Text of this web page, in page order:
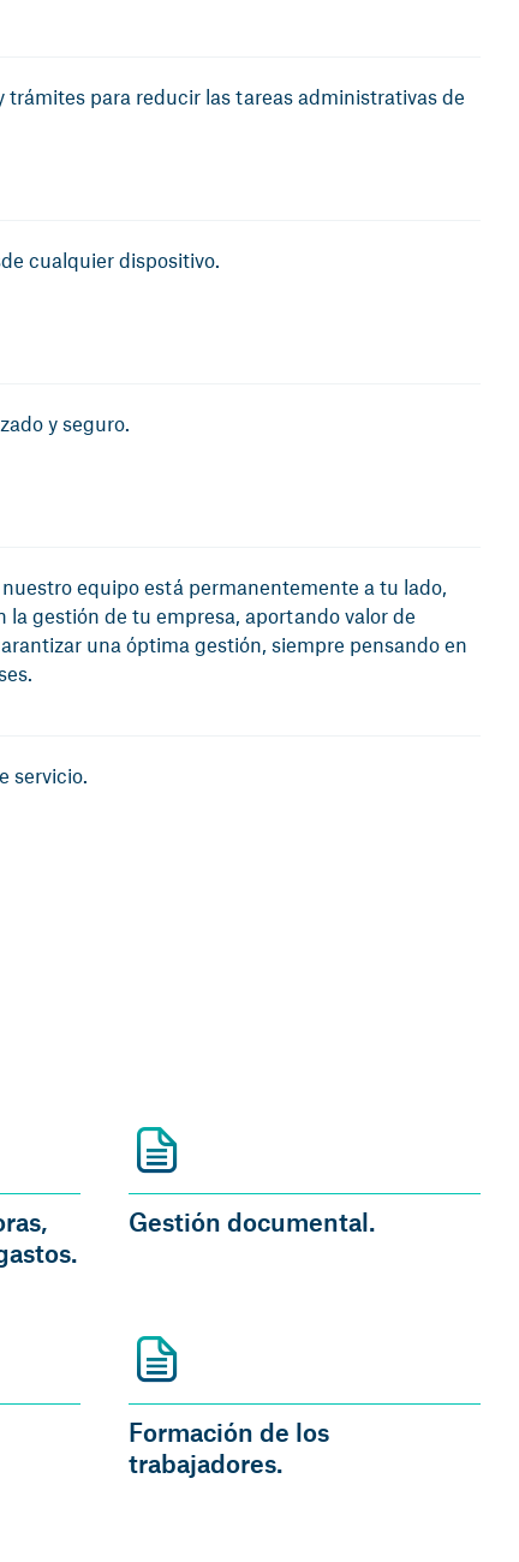
trámites para reducir las tareas administrativas de
cualquier dispositivo.
y seguro.
equipo está permanentemente a tu lado,
la gestión de tu empresa, aportando valor de
una óptima gestión, siempre pensando en
servicio.
Gestión documental.
Formación de los
trabajadores.